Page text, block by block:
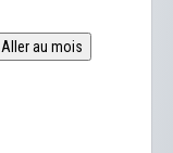
Aller au mois